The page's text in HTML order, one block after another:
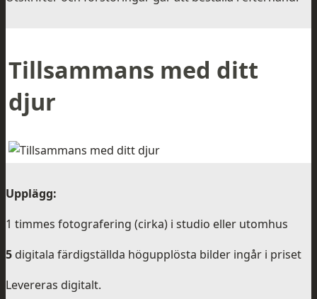
Tillsammans med ditt
djur
Upplägg:
1 timmes fotografering (cirka) i studio eller utomhus
5 digitala färdigställda högupplösta bilder ingår i priset
Levereras digitalt.